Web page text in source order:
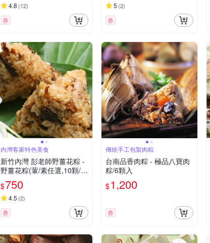
4.8 (12)
券
5 (2)
券
內灣客家特色美食
新竹內灣 彭老師野薑花粽 -
野薑花粽(葷/素任選,10顆/
盒) 共2盒
$750
4.5 (2)
券
傳統手工包製肉粽
台南品香肉粽 - 極品八寶肉
粽/6顆入
$1,200
券